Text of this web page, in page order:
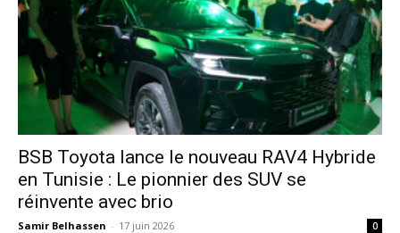
​BSB Toyota lance le nouveau RAV4 Hybride
en Tunisie : Le pionnier des SUV se
réinvente avec brio
Samir Belhassen - 17 juin 2026 0